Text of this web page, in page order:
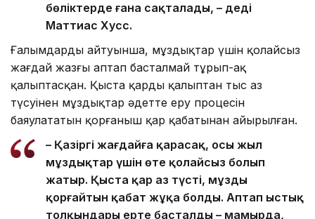
бөліктерде ғана сақталады, – деді
Маттиас Хусс.
Ғалымдардың айтуынша, мұздықтар үшін қолайсыз
жағдай жазғы аптап басталмай тұрып-ақ
қалыптасқан. Қыста қардың қалыптан тыс аз
түсуінен мұздықтар әдетте еру процесін
баяулататын қорғаныш қар қабатынан айырылған.
– Қазіргі жағдайға қарасақ, осы жыл
мұздықтар үшін өте қолайсыз болып
жатыр. Қыста қар аз түсті, мұзды
қорғайтын қабат жұқа болды. Аптап ыстық
толқындары ерте басталды – мамырда,